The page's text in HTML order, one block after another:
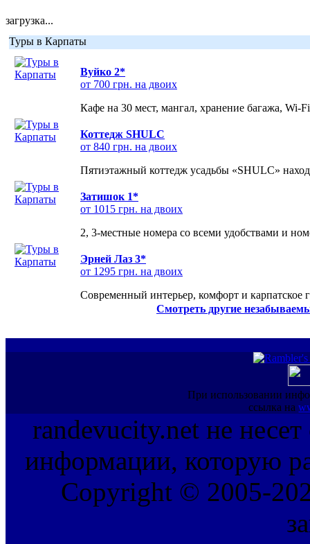
загрузка...
Туры в Карпаты
Вуйко 2*
от 700 грн. на двоих
Кафе на 30 мест, мангал, хранение багажа, Wi-
Коттедж SHULC
от 840 грн. на двоих
Пятиэтажный коттедж усадьбы «SHULC»
Затишок 1*
от 1015 грн. на двоих
2, 3-местные номера со всеми удобствами и
Эрней Лаз 3*
от 1295 грн. на двоих
Современный интерьер, комфорт и карпатское
Смотреть другие
При использовании
ссылка на
randevucity.net не несет
информации, которую
Copyright © 2005-